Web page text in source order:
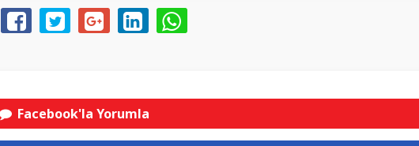
Facebook'la Yorumla